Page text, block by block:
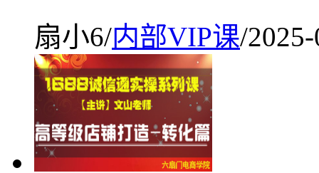
扇小6/内部VIP课/